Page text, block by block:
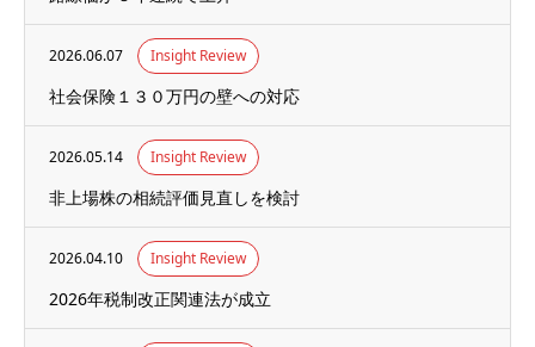
2026.06.07 Insight Review
社会保険１３０万円の壁への対応
2026.05.14 Insight Review
非上場株の相続評価見直しを検討
2026.04.10 Insight Review
2026年税制改正関連法が成立